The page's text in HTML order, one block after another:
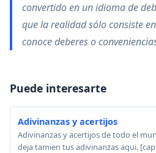
convertido en un idioma de
que la realidad sólo consiste
conoce deberes o
Puede interesarte
Adivinanzas y acertijos
Adivinanzas y acertijos de todo el
deja tamien tus adivinanzas aqui.